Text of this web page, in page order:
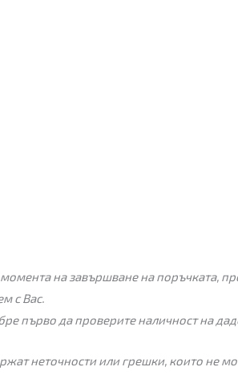
на завършване на поръчката,
с Вас.
първо да проверите наличност на
неточности или грешки, които не